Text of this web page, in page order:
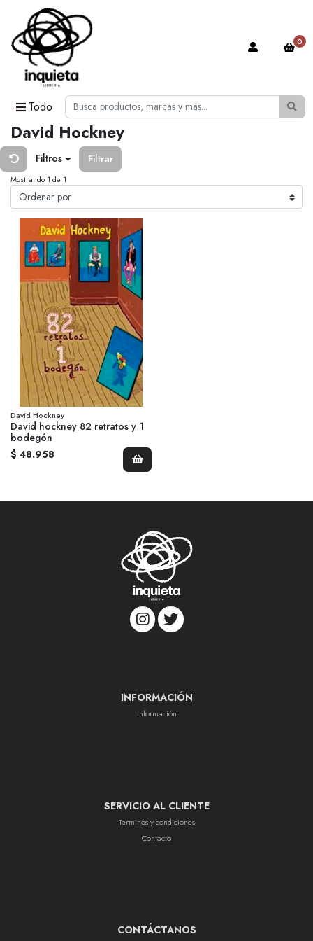
Todo
0
David Hockney
Filtros Filtrar
Mostrando 1 de 1
David Hockney
David hockney 82 retratos y 1
bodegón
$ 48.958
INFORMACIÓN
Información
SERVICIO AL CLIENTE
Terminos y condiciones
Contacto
CONTÁCTANOS